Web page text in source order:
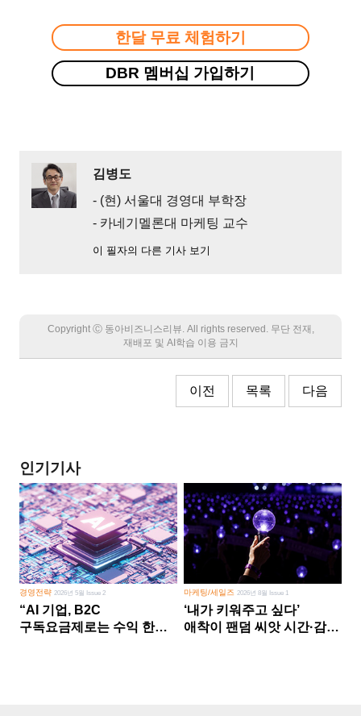
한달 무료 체험하기
DBR 멤버십 가입하기
김병도
- (현) 서울대 경영대 부학장
- 카네기멜론대 마케팅 교수
이 필자의 다른 기사 보기
Copyright Ⓒ 동아비즈니스리뷰. All rights reserved. 무단 전재,
재배포 및 AI학습 이용 금지
이전 목록 다음
인기기사
경영전략2026년 5월 Issue 2
“AI 기업, B2C
구독요금제로는 수익 한계
마케팅/세일즈 2026년 8월 Issue 1
‘내가 키워주고 싶다’
애착이 팬덤 씨앗 시간·감정